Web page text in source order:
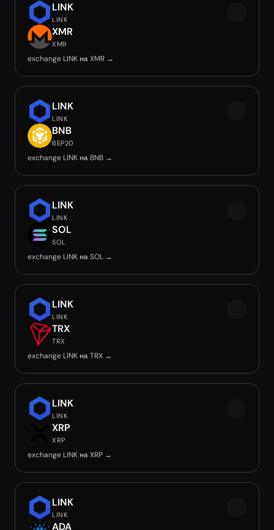
LINK
LINK
XMR
XMR
exchange LINK на XMR →
LINK
LINK
BNB
BEP20
exchange LINK на BNB →
LINK
LINK
SOL
SOL
exchange LINK на SOL →
LINK
LINK
TRX
TRX
exchange LINK на TRX →
LINK
LINK
XRP
XRP
exchange LINK на XRP →
LINK
LINK
ADA